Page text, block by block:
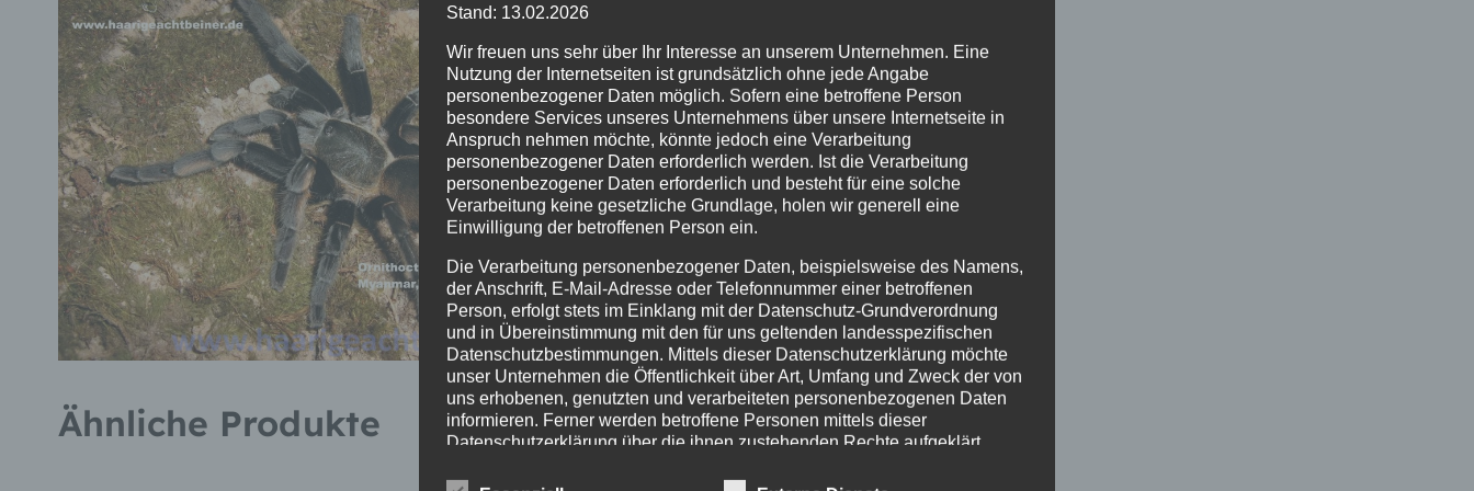
aureotibialis
8,00€
1.-2.FH.
Ornithoctonus
aureotibialis
MengeIn den Warenkorb
Kategorie:unbestimmte Vogelspinnen
Ähnliche Produkte
Stand: 13.02.2026
Wir freuen uns sehr über Ihr Interesse an unserem Unternehmen. Eine
Nutzung der Internetseiten ist grundsätzlich ohne jede Angabe
personenbezogener Daten möglich. Sofern eine betroffene Person
besondere Services unseres Unternehmens über unsere Internetseite in
Anspruch nehmen möchte, könnte jedoch eine Verarbeitung
personenbezogener Daten erforderlich werden. Ist die Verarbeitung
personenbezogener Daten erforderlich und besteht für eine solche
Verarbeitung keine gesetzliche Grundlage, holen wir generell eine
Einwilligung der betroffenen Person ein.
Die Verarbeitung personenbezogener Daten, beispielsweise des Namens,
der Anschrift, E-Mail-Adresse oder Telefonnummer einer betroffenen
Person, erfolgt stets im Einklang mit der Datenschutz-Grundverordnung
und in Übereinstimmung mit den für uns geltenden landesspezifischen
Datenschutzbestimmungen. Mittels dieser Datenschutzerklärung möchte
unser Unternehmen die Öffentlichkeit über Art, Umfang und Zweck der von
uns erhobenen, genutzten und verarbeiteten personenbezogenen Daten
informieren. Ferner werden betroffene Personen mittels dieser
Datenschutzerklärung über die ihnen zustehenden Rechte aufgeklärt.
Wir haben als für die Verarbeitung Verantwortlicher zahlreiche technische